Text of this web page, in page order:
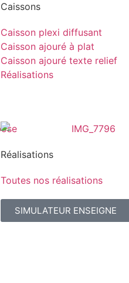
Caissons
Caisson plexi diffusant
Caisson ajouré à plat
Caisson ajouré texte relief
Réalisations
Réalisations
Toutes nos réalisations
SIMULATEUR ENSEIGNE